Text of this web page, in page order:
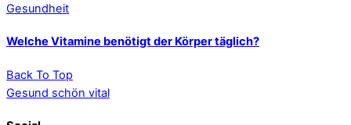
Gesundheit
Welche Vitamine benötigt der Körper täglich?
Back To Top
Gesund schön vital